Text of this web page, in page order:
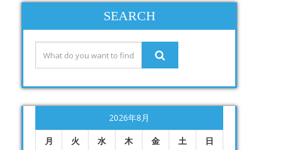
SEARCH
2026年8月
月 火 水 木 金 土
日